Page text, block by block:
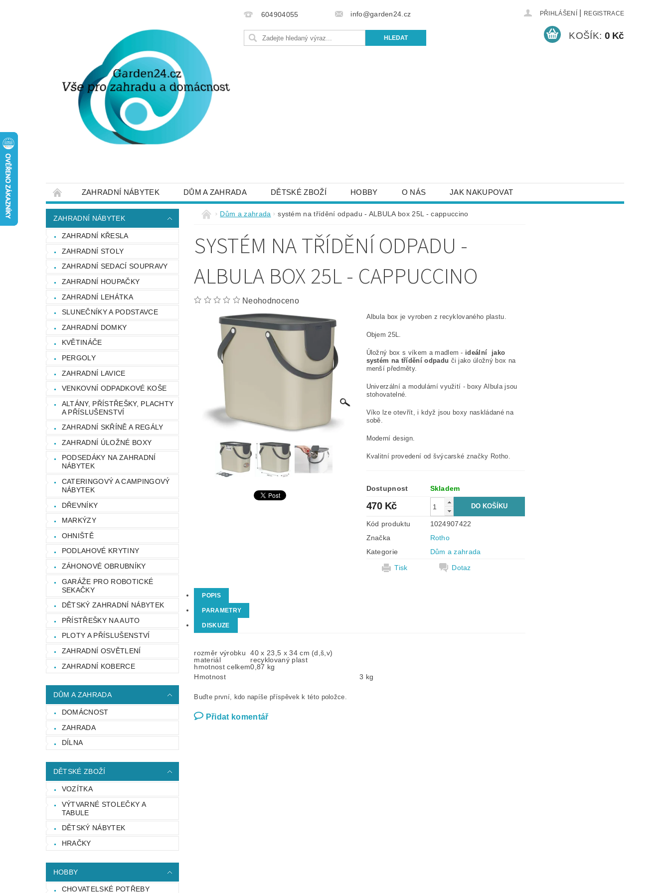
604904055 info@garden24.cz PŘIHLÁŠENÍ REGISTRACE
KOŠÍK: 0 Kč
ZAHRADNÍ NÁBYTEK DŮM A ZAHRADA DĚTSKÉ ZBOŽÍ HOBBY O NÁS JAK NAKUPOVAT
STRUČNĚ O DOPRAVĚ A PLATBĚ NAPIŠTE NÁM OBCHODNÍ PODMÍNKY KONTAKTY NEJČASTĚJŠÍ DOTAZY
OCHRANA OSOBNÍCH ÚDAJŮ
ZAHRADNÍ NÁBYTEK
ZAHRADNÍ KŘESLA
ZAHRADNÍ STOLY
ZAHRADNÍ SEDACÍ SOUPRAVY
ZAHRADNÍ HOUPAČKY
ZAHRADNÍ LEHÁTKA
SLUNEČNÍKY A PODSTAVCE
ZAHRADNÍ DOMKY
KVĚTINÁČE
PERGOLY
ZAHRADNÍ LAVICE
VENKOVNÍ ODPADKOVÉ KOŠE
ALTÁNY, PŘÍSTŘEŠKY, PLACHTY
A PŘÍSLUŠENSTVÍ
ZAHRADNÍ SKŘÍNĚ A REGÁLY
ZAHRADNÍ ÚLOŽNÉ BOXY
PODSEDÁKY NA ZAHRADNÍ
NÁBYTEK
CATERINGOVÝ A CAMPINGOVÝ
NÁBYTEK
DŘEVNÍKY
MARKÝZY
OHNIŠTĚ
PODLAHOVÉ KRYTINY
ZÁHONOVÉ OBRUBNÍKY
GARÁŽE PRO ROBOTICKÉ
SEKAČKY
DĚTSKÝ ZAHRADNÍ NÁBYTEK
PŘÍSTŘEŠKY NA AUTO
PLOTY A PŘÍSLUŠENSTVÍ
ZAHRADNÍ OSVĚTLENÍ
ZAHRADNÍ KOBERCE
DŮM A ZAHRADA
DOMÁCNOST
ZAHRADA
DÍLNA
DĚTSKÉ ZBOŽÍ
VOZÍTKA
VÝTVARNÉ STOLEČKY A
TABULE
DĚTSKÝ NÁBYTEK
HRAČKY
HOBBY
CHOVATELSKÉ POTŘEBY
Dům a zahrada systém na třídění odpadu - ALBULA box 25L - cappuccino
SYSTÉM NA TŘÍDĚNÍ ODPADU -
ALBULA BOX 25L - CAPPUCCINO
Neohodnoceno
Albula box je vyroben z recyklovaného plastu.
Objem 25L.
Úložný box s víkem a madlem - ideální jako
systém na třídění odpadu či jako úložný box na
menší předměty.
Univerzální a modulární využití - boxy Albula jsou
stohovatelné.
Víko lze otevřít, i když jsou boxy naskládané na
sobě.
Moderní design.
Kvalitní provedení od švýcarské značky Rotho.
Dostupnost Skladem
470 Kč
Kód produktu
1024907422
Značka
Rotho
Kategorie
Dům a zahrada
Tisk
Dotaz
POPIS
PARAMETRY
DISKUZE
rozměr výrobku
40 x 23,5 x 34 cm (d,š,v)
materiál
recyklovaný plast
hmotnost celkem0,87 kg
Hmotnost
3 kg
Buďte první, kdo napíše příspěvek k této položce.
Přidat komentář